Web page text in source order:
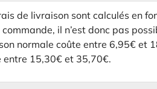
de livraison sont calculés en
il n’est donc pas
normale coûte entre 6,95€ et
entre 15,30€ et 35,70€.